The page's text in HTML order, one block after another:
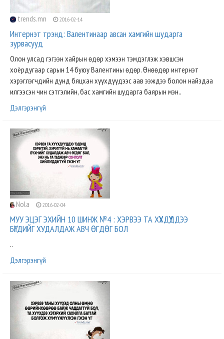
trends.mn 2016-02-14
Интернэт трэнд: Валентинаар авсан хамгийн шударга
зурвасууд
Олон улсад гэгээн хайрын өдөр хэмээн тэмдэглэж хэвшсэн
хоёрдугаар сарын 14 буюу Валентины өдөр. Өнөөдөр интернэт
хэрэглэгчдийн дунд бяцхан хүүхдүүдээс аав ээждээ болон найздаа
илгээсэн чин сэтгэлийн, бас хамгийн шударга баярын мэн..
Дэлгэрэнгүй
Nola 2016-02-04
МУУ ЭЦЭГ ЭХИЙН 10 ШИНЖ №4 : ХЭРВЭЭ ТА ХҮҮХДҮҮДДЭЭ
БҮГДИЙГ ХУДАЛДАЖ АВЧ ӨГДӨГ БОЛ
..
Дэлгэрэнгүй